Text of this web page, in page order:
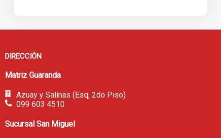
DIRECCIÓN
Matriz Guaranda
Azuay y Salinas (Esq, 2do Piso)
099 603 4510
Sucursal San Miguel